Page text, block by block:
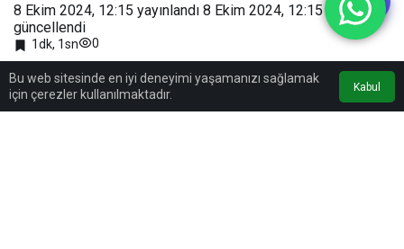
8 Ekim 2024, 12:15 yayınlandı 8 Ekim 2024, 12:15
güncellendi
1dk, 1sn 0
Bu web sitesinde en iyi deneyimi yaşamanızı sağlamak
için çerezler kullanılmaktadır.
Kabul